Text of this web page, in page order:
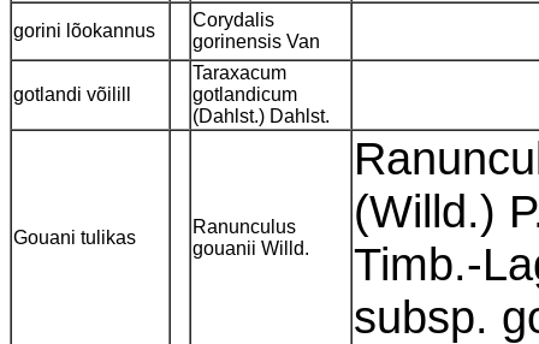
gorini lõokannus
Corydalis
gorinensis Van
gotlandi võilill
Taraxacum
gotlandicum
(Dahlst.) Dahlst.
Gouani tulikas
Ranunculus
gouanii Willd.
(Willd.)
Timb.-
subsp.